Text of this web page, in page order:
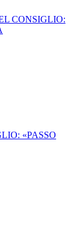
CONSIGLIO:
«PASSO